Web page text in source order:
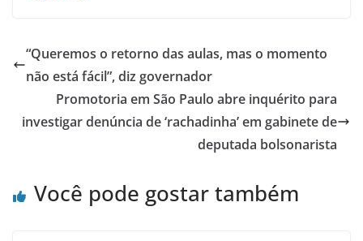
“Queremos o retorno das aulas, mas o momento
não está fácil”, diz governador
Promotoria em São Paulo abre inquérito para
investigar denúncia de ‘rachadinha’ em gabinete de
deputada bolsonarista
Você pode gostar também